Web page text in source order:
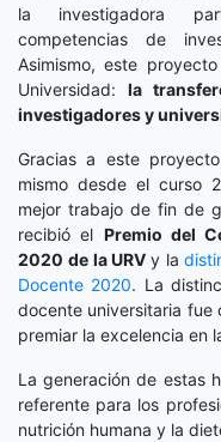
la investigadora
competencias de
Asimismo, este
Universidad: la
investigadores y
Gracias a este
mismo desde el curso
mejor trabajo de fin de
recibió el Premio del
2020 de la URV y la
Docente 2020. La
docente universitaria
premiar la excelencia en
La generación de estas
referente para los
nutrición humana y la